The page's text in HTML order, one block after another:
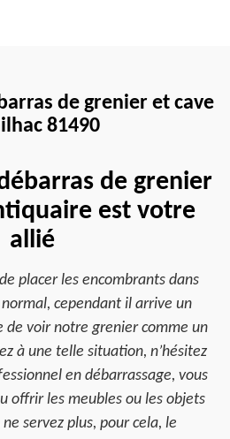
de grenier et cave
81490
de grenier
est votre
allié
placer les encombrants dans
cependant il arrive un
de voir notre grenier comme un
à une telle situation, n’hésitez
en débarrassage, vous
offrir les meubles ou les objets
servez plus, pour cela, le